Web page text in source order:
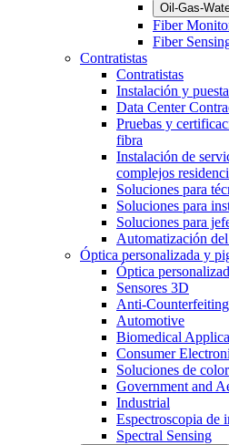
Oil-Gas-
Fiber
Fiber
Contratistas
Contratistas
Instalación y
Data Center
Pruebas y
fibra
Instalación de
complejos
Soluciones para
Soluciones para
Soluciones para
Automatización
Óptica personalizada y
Óptica
Sensores 3D
Anti-Counterfeiting
Automotive
Biomedical
Consumer
Soluciones de
Government and
Industrial
Espectroscopia de
Spectral Sensing